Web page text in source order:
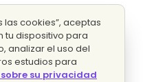
las cookies”, aceptas
tu dispositivo para
analizar el uso del
estudios para
su privacidad